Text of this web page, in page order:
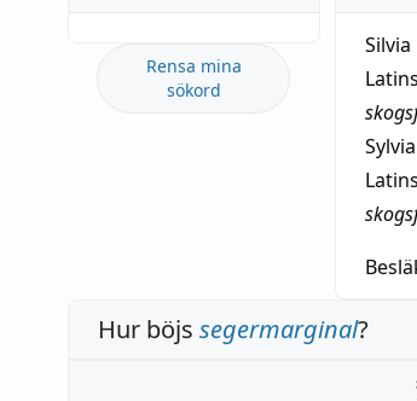
Rensa mina
sökord
Silvia
Sylvia
Hur böjs segermarginal?